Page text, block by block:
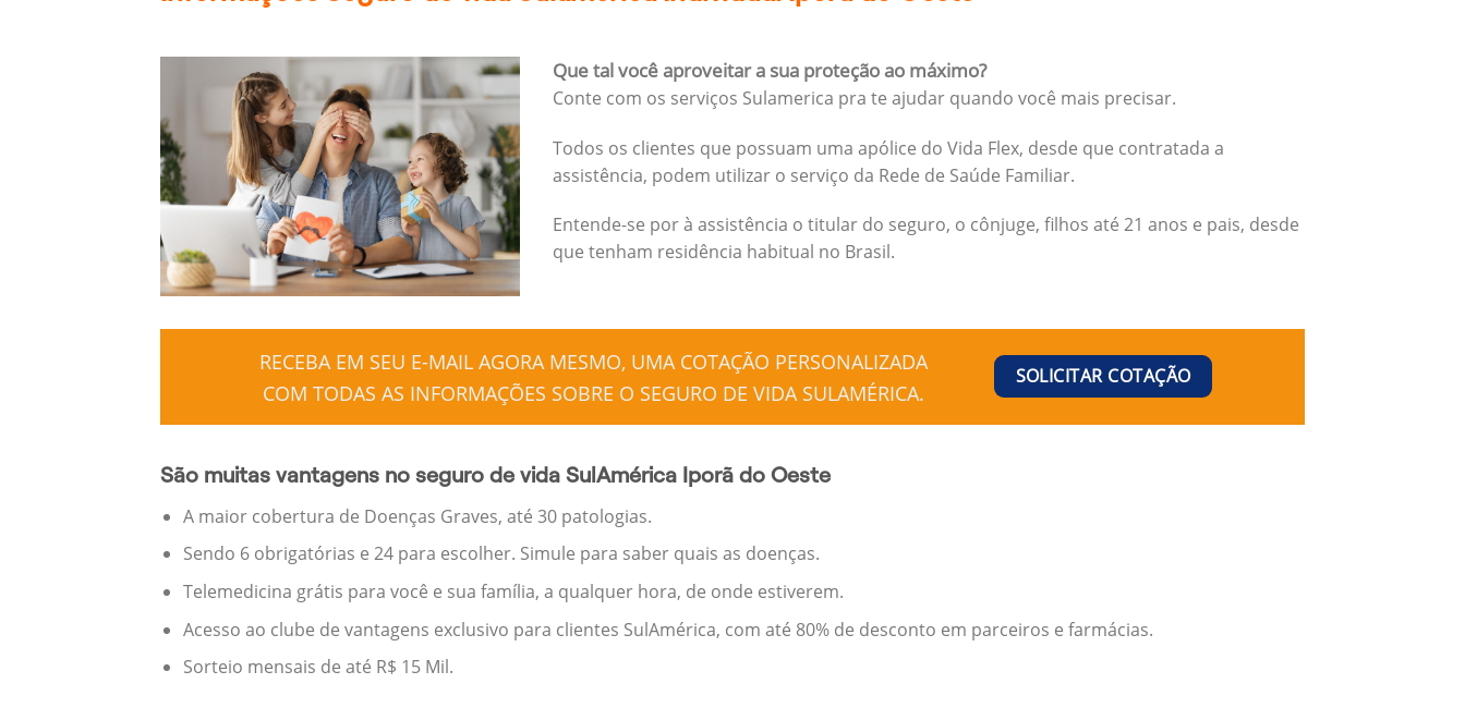
Que tal você aproveitar a sua proteção ao máximo?
Conte com os serviços Sulamerica pra te ajudar quando você mais precisar.
Todos os clientes que possuam uma apólice do Vida Flex, desde que contratada a
assistência, podem utilizar o serviço da Rede de Saúde Familiar.
Entende-se por à assistência o titular do seguro, o cônjuge, filhos até 21 anos e pais, desde
que tenham residência habitual no Brasil.
RECEBA EM SEU E-MAIL AGORA MESMO, UMA COTAÇÃO PERSONALIZADA
COM TODAS AS INFORMAÇÕES SOBRE O SEGURO DE VIDA SULAMÉRICA.
SOLICITAR COTAÇÃO
São muitas vantagens no seguro de vida SulAmérica Iporã do Oeste
A maior cobertura de Doenças Graves, até 30 patologias.
Sendo 6 obrigatórias e 24 para escolher. Simule para saber quais as doenças.
Telemedicina grátis para você e sua família, a qualquer hora, de onde estiverem.
Acesso ao clube de vantagens exclusivo para clientes SulAmérica, com até 80% de desconto em parceiros e farmácias.
Sorteio mensais de até R$ 15 Mil.